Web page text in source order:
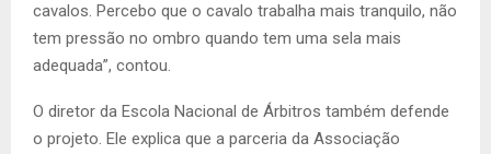
cavalos. Percebo que o cavalo trabalha mais tranquilo, não
tem pressão no ombro quando tem uma sela mais
adequada”, contou.
O diretor da Escola Nacional de Árbitros também defende
o projeto. Ele explica que a parceria da Associação